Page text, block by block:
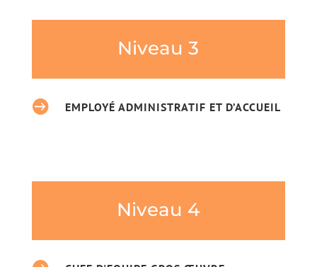
Niveau 3
 EMPLOYÉ ADMINISTRATIF ET D’ACCUEIL
Niveau 4